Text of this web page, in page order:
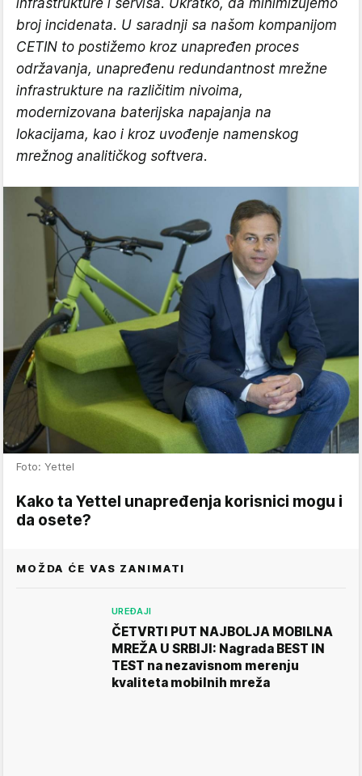
broj incidenata. U saradnji sa našom kompanijom
CETIN to postižemo kroz unapređen proces
održavanja, unapređenu redundantnost mrežne
infrastrukture na različitim nivoima,
modernizovana baterijska napajanja na
lokacijama, kao i kroz uvođenje namenskog
mrežnog analitičkog softvera.
Foto: Yettel
Kako ta Yettel unapređenja korisnici mogu i
da osete?
MOŽDA ĆE VAS ZANIMATI
UREĐAJI
ČETVRTI PUT NAJBOLJA MOBILNA
MREŽA U SRBIJI: Nagrada BEST IN
TEST na nezavisnom merenju
kvaliteta mobilnih mreža